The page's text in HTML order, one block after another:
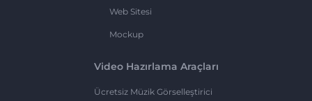
Web Sitesi
Mockup
Video Hazırlama Araçları
Ücretsiz Müzik Görselleştirici